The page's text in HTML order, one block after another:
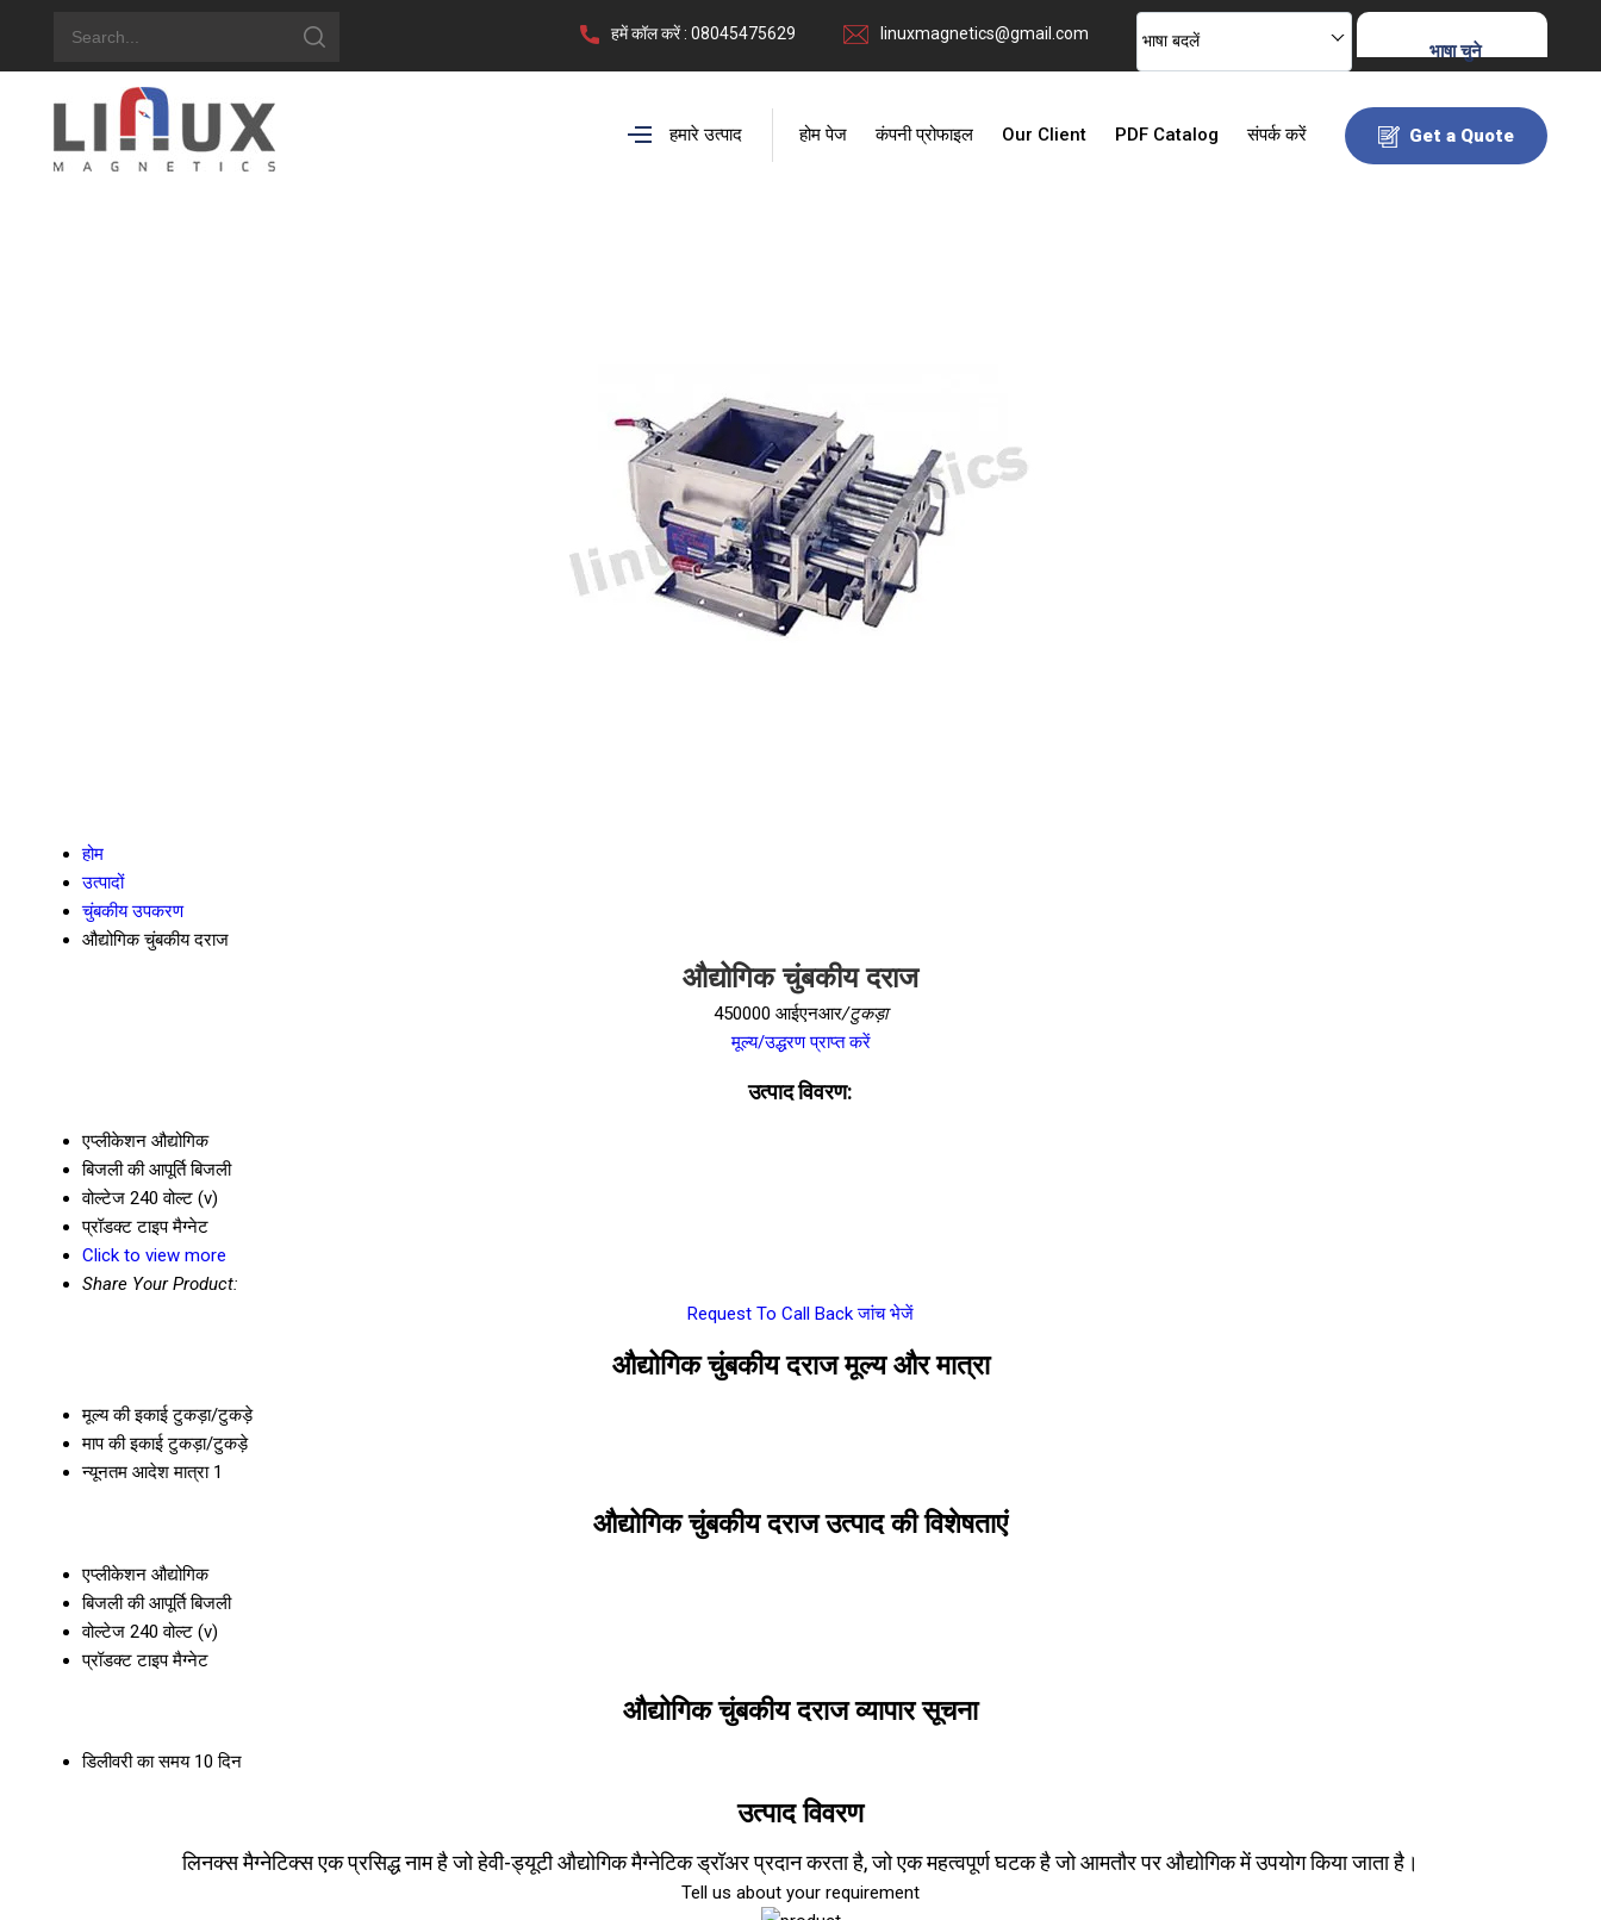
भाषा बदलें भाषा चुने
linuxmagnetics@gmail.com
हमें कॉल करें : 08045475629
हमारे उत्पाद होम पेज कंपनी प्रोफाइल Our Client PDF Catalog संपर्क करें Get a Quote
होम
उत्पादों
चुंबकीय उपकरण
औद्योगिक चुंबकीय दराज
औद्योगिक चुंबकीय दराज
450000 आईएनआर/टुकड़ा
मूल्य/उद्धरण प्राप्त करें
उत्पाद विवरण:
एप्लीकेशन औद्योगिक
बिजली की आपूर्ति बिजली
वोल्टेज 240 वोल्ट (v)
प्रॉडक्ट टाइप मैग्नेट
Click to view more
Share Your Product:
Request To Call Back जांच भेजें
औद्योगिक चुंबकीय दराज मूल्य और मात्रा
मूल्य की इकाई टुकड़ा/टुकड़े
माप की इकाई टुकड़ा/टुकड़े
न्यूनतम आदेश मात्रा 1
औद्योगिक चुंबकीय दराज उत्पाद की विशेषताएं
एप्लीकेशन औद्योगिक
बिजली की आपूर्ति बिजली
वोल्टेज 240 वोल्ट (v)
प्रॉडक्ट टाइप मैग्नेट
औद्योगिक चुंबकीय दराज व्यापार सूचना
डिलीवरी का समय 10 दिन
उत्पाद विवरण
लिनक्स मैग्नेटिक्स एक प्रसिद्ध नाम है जो हेवी-ड्यूटी औद्योगिक मैग्नेटिक ड्रॉअर प्रदान करता है, जो एक महत्वपूर्ण घटक है जो आमतौर पर औद्योगिक में उपयोग किया जाता है।
Tell us about your requirement